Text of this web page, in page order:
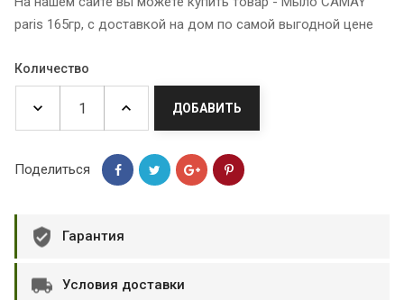
paris 165гр, с доставкой на дом по самой выгодной цене
Количество
ДОБАВИТЬ
Поделиться
Гарантия
Условия доставки